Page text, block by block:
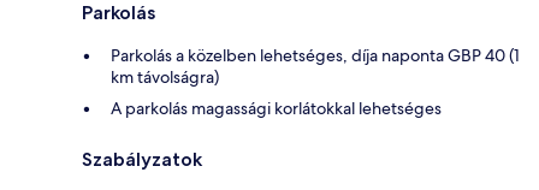
Parkolás
Parkolás a közelben lehetséges, díja naponta GBP 40 (1
km távolságra)
A parkolás magassági korlátokkal lehetséges
Szabályzatok